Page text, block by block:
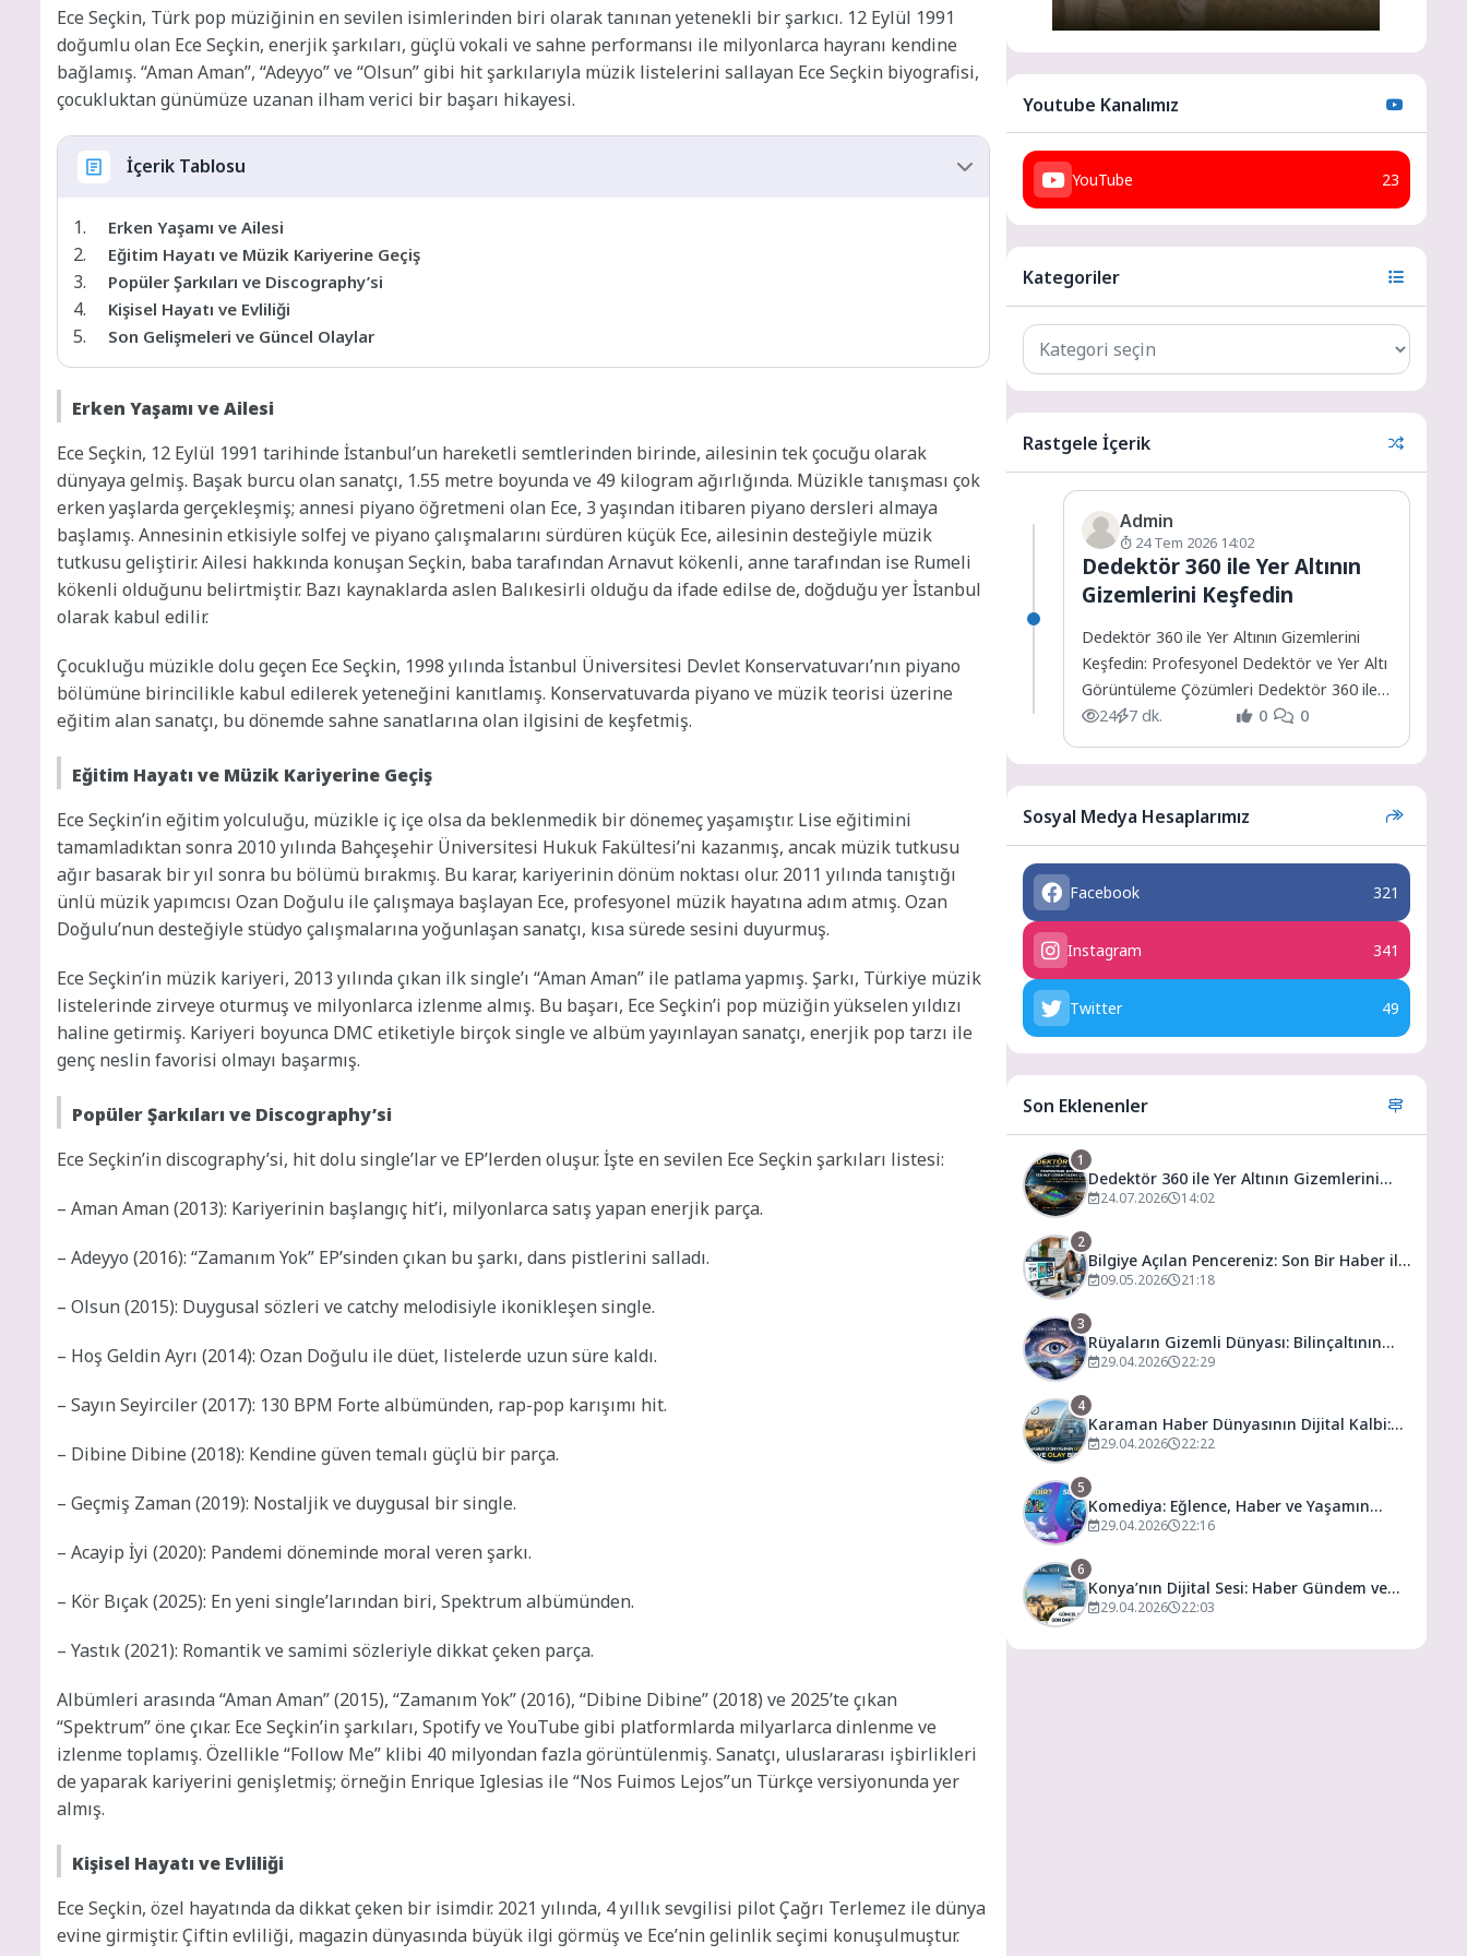
Ece Seçkin, Türk pop müziğinin en sevilen isimlerinden biri olarak tanınan yetenekli bir şarkıcı. 12 Eylül 1991
doğumlu olan Ece Seçkin, enerjik şarkıları, güçlü vokali ve sahne performansı ile milyonlarca hayranı kendine
bağlamış. “Aman Aman”, “Adeyyo” ve “Olsun” gibi hit şarkılarıyla müzik listelerini sallayan Ece Seçkin biyografisi,
çocukluktan günümüze uzanan ilham verici bir başarı hikayesi.
İçerik Tablosu
Erken Yaşamı ve Ailesi
Eğitim Hayatı ve Müzik Kariyerine Geçiş
Popüler Şarkıları ve Discography’si
Kişisel Hayatı ve Evliliği
Son Gelişmeleri ve Güncel Olaylar
Erken Yaşamı ve Ailesi
Ece Seçkin, 12 Eylül 1991 tarihinde İstanbul’un hareketli semtlerinden birinde, ailesinin tek çocuğu olarak
dünyaya gelmiş. Başak burcu olan sanatçı, 1.55 metre boyunda ve 49 kilogram ağırlığında. Müzikle tanışması çok
erken yaşlarda gerçekleşmiş; annesi piyano öğretmeni olan Ece, 3 yaşından itibaren piyano dersleri almaya
başlamış. Annesinin etkisiyle solfej ve piyano çalışmalarını sürdüren küçük Ece, ailesinin desteğiyle müzik
tutkusu geliştirir. Ailesi hakkında konuşan Seçkin, baba tarafından Arnavut kökenli, anne tarafından ise Rumeli
kökenli olduğunu belirtmiştir. Bazı kaynaklarda aslen Balıkesirli olduğu da ifade edilse de, doğduğu yer İstanbul
olarak kabul edilir.
Çocukluğu müzikle dolu geçen Ece Seçkin, 1998 yılında İstanbul Üniversitesi Devlet Konservatuvarı’nın piyano
bölümüne birincilikle kabul edilerek yeteneğini kanıtlamış. Konservatuvarda piyano ve müzik teorisi üzerine
eğitim alan sanatçı, bu dönemde sahne sanatlarına olan ilgisini de keşfetmiş.
Eğitim Hayatı ve Müzik Kariyerine Geçiş
Ece Seçkin’in eğitim yolculuğu, müzikle iç içe olsa da beklenmedik bir dönemeç yaşamıştır. Lise eğitimini
tamamladıktan sonra 2010 yılında Bahçeşehir Üniversitesi Hukuk Fakültesi’ni kazanmış, ancak müzik tutkusu
ağır basarak bir yıl sonra bu bölümü bırakmış. Bu karar, kariyerinin dönüm noktası olur. 2011 yılında tanıştığı
ünlü müzik yapımcısı Ozan Doğulu ile çalışmaya başlayan Ece, profesyonel müzik hayatına adım atmış. Ozan
Doğulu’nun desteğiyle stüdyo çalışmalarına yoğunlaşan sanatçı, kısa sürede sesini duyurmuş.
Ece Seçkin’in müzik kariyeri, 2013 yılında çıkan ilk single’ı “Aman Aman” ile patlama yapmış. Şarkı, Türkiye müzik
listelerinde zirveye oturmuş ve milyonlarca izlenme almış. Bu başarı, Ece Seçkin’i pop müziğin yükselen yıldızı
haline getirmiş. Kariyeri boyunca DMC etiketiyle birçok single ve albüm yayınlayan sanatçı, enerjik pop tarzı ile
genç neslin favorisi olmayı başarmış.
Popüler Şarkıları ve Discography’si
Ece Seçkin’in discography’si, hit dolu single’lar ve EP’lerden oluşur. İşte en sevilen Ece Seçkin şarkıları listesi:
– Aman Aman (2013): Kariyerinin başlangıç hit’i, milyonlarca satış yapan enerjik parça.
– Adeyyo (2016): “Zamanım Yok” EP’sinden çıkan bu şarkı, dans pistlerini salladı.
– Olsun (2015): Duygusal sözleri ve catchy melodisiyle ikonikleşen single.
– Hoş Geldin Ayrı (2014): Ozan Doğulu ile düet, listelerde uzun süre kaldı.
– Sayın Seyirciler (2017): 130 BPM Forte albümünden, rap-pop karışımı hit.
– Dibine Dibine (2018): Kendine güven temalı güçlü bir parça.
– Geçmiş Zaman (2019): Nostaljik ve duygusal bir single.
– Acayip İyi (2020): Pandemi döneminde moral veren şarkı.
– Kör Bıçak (2025): En yeni single’larından biri, Spektrum albümünden.
– Yastık (2021): Romantik ve samimi sözleriyle dikkat çeken parça.
Albümleri arasında “Aman Aman” (2015), “Zamanım Yok” (2016), “Dibine Dibine” (2018) ve 2025’te çıkan
“Spektrum” öne çıkar. Ece Seçkin’in şarkıları, Spotify ve YouTube gibi platformlarda milyarlarca dinlenme ve
izlenme toplamış. Özellikle “Follow Me” klibi 40 milyondan fazla görüntülenmiş. Sanatçı, uluslararası işbirlikleri
de yaparak kariyerini genişletmiş; örneğin Enrique Iglesias ile “Nos Fuimos Lejos”un Türkçe versiyonunda yer
almış.
Kişisel Hayatı ve Evliliği
Ece Seçkin, özel hayatında da dikkat çeken bir isimdir. 2021 yılında, 4 yıllık sevgilisi pilot Çağrı Terlemez ile dünya
evine girmiştir. Çiftin evliliği, magazin dünyasında büyük ilgi görmüş ve Ece’nin gelinlik seçimi konuşulmuştur.
Youtube Kanalımız
YouTube 23
Kategoriler
Rastgele İçerik
Admin
24 Tem 2026 14:02
Dedektör 360 ile Yer Altının
Gizemlerini Keşfedin
Dedektör 360 ile Yer Altının Gizemlerini
Keşfedin: Profesyonel Dedektör ve Yer Altı
Görüntüleme Çözümleri Dedektör 360 ile
Yer Altının Gizemlerini...
24 7 dk. 0 0
Sosyal Medya Hesaplarımız
Facebook 321
Instagram 341
Twitter 49
Son Eklenenler
1
Dedektör 360 ile Yer Altının Gizemlerini
Keşfedin
24.07.2026 14:02
2
Bilgiye Açılan Pencereniz: Son Bir Haber ile
Tanıyın ve Keşfedin
09.05.2026 21:18
3
Rüyaların Gizemli Dünyası: Bilinçaltının
Kapısını Aralamak
29.04.2026 22:29
4
Karaman Haber Dünyasının Dijital Kalbi:
Gündem ve Olay
29.04.2026 22:22
5
Komediya: Eğlence, Haber ve Yaşamın
Dijital Buluşma Noktası
29.04.2026 22:16
6
Konya’nın Dijital Sesi: Haber Gündem ve
Yaşamın Merkezi
29.04.2026 22:03